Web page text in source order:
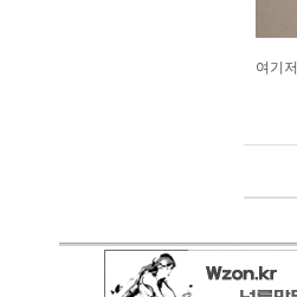
여기